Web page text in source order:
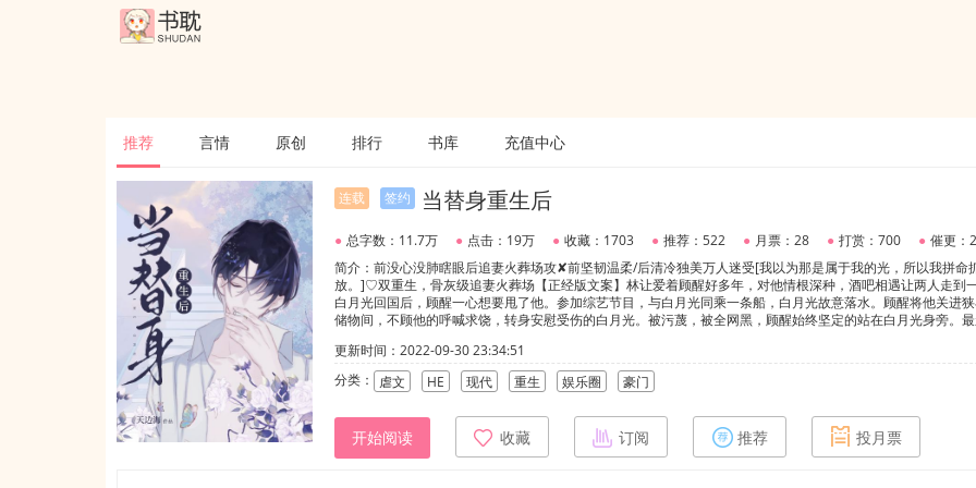
推荐 言情 原创 排行 书库 充值中心
连载 签约 当替身重生后
● 总字数：11.7万 ● 点击：19万 ● 收藏：1703 ● 推荐：522 ● 月票：28 ● 打赏：700 ● 催更：
简介：前没心没肺瞎眼后追妻火葬场攻✘前坚韧温柔/后清冷独美万人迷受[我以为那是属于我的光，所以我拼命
放。]♡双重生，骨灰级追妻火葬场【正经版文案】林让爱着顾醒好多年，对他情根深种，酒吧相遇让两人走到
白月光回国后，顾醒一心想要甩了他。参加综艺节目，与白月光同乘一条船，白月光故意落水。顾醒将他关进
储物间，不顾他的呼喊求饶，转身安慰受伤的白月光。被污蔑，被全网黑，顾醒始终坚定的站在白月光身旁。
子，我要先生提到我的名字就心痛到不能呼吸。我要先生爱而不得，寝食难安，夜不能寐，愧疚万分。我要先
痛苦绝望的活着。春去秋来三千日，朝醉暮吟皆为你。重生到相遇那年，林让封心锁爱，努力搞事业。却不料
个黏人摇着尾的大狼狗，“老婆，我最乖了，我最听话，看看我嘛”“为老婆生，为老婆狂，在老婆身旁摇尾汪汪
后期顾醒追妻秒变听话大狼狗3.火葬场力度足够强，咱要的就是火葬场
更新时间：2022-09-30 23:34:51
分类：
虐文 HE 现代 重生 娱乐圈 豪门
开始阅读 收藏 订阅 推荐 投月票